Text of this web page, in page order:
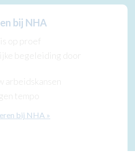
bij NHA
op proef
begeleiding door
arbeidskansen
tempo
bij NHA »